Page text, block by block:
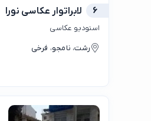
6 لابراتوار عکاسی نورا
استودیو عکاسی
رشت، نامجو، فرخی